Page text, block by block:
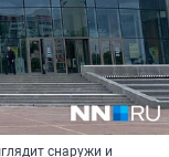
снаружи и